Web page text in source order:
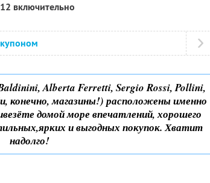
включительно
купоном
Alberta Ferretti, Sergio Rossi, Pollini,
конечно, магазины!) расположены именно
домой море впечатлений, хорошего
и выгодных покупок. Хватит
надолго!